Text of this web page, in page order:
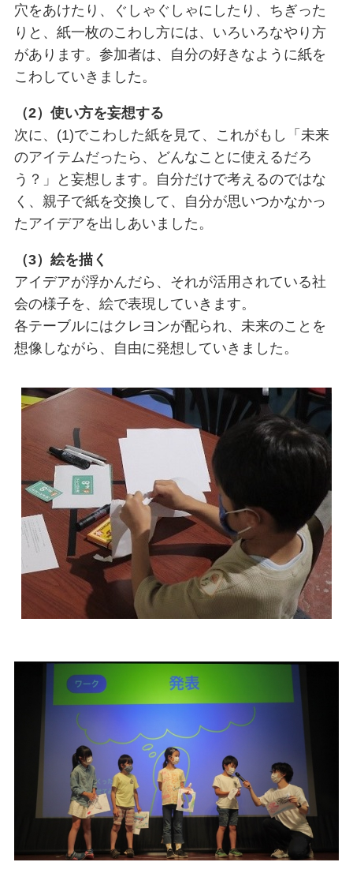
穴をあけたり、ぐしゃぐしゃにしたり、ちぎった
りと、紙一枚のこわし方には、いろいろなやり方
があります。参加者は、自分の好きなように紙を
こわしていきました。
（2）使い方を妄想する
次に、(1)でこわした紙を見て、これがもし「未来
のアイテムだったら、どんなことに使えるだろ
う？」と妄想します。自分だけで考えるのではな
く、親子で紙を交換して、自分が思いつかなかっ
たアイデアを出しあいました。
（3）絵を描く
アイデアが浮かんだら、それが活用されている社
会の様子を、絵で表現していきます。
各テーブルにはクレヨンが配られ、未来のことを
想像しながら、自由に発想していきました。